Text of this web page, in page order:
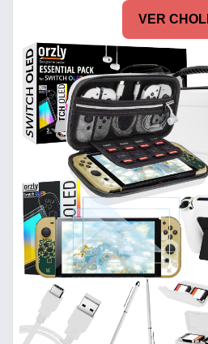
VER